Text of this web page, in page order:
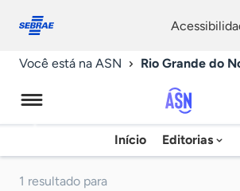
conosco
Você está na ASN Rio Grande do
Início Editorias
1 resultado para